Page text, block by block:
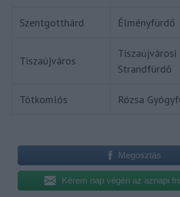
Szentgotthárd Élményfürdő
Tiszaújváros
Tiszaújvárosi
Strandfürdő
Tótkomlós Rózsa
Megosztás
Kérem nap végén az aznapi